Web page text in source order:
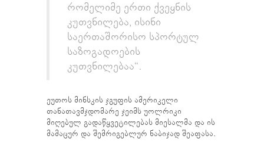
რომელიმე ერთი ქვეყნის
კუთვნილება, ისინი
საერთაშორისო სპორტულ
საზოგადოების
კუთვნილებაა“.
ეუთოს მინსკის ჯგუფის ამერიკელი
თანათავმჯდომარე ჯეიმს უოლრიკი
მიღებულ გადაწყვეტილებას მიესალმა და ის
მამაცურ და შემრიგებლურ ნაბიჯად შეაფასა.